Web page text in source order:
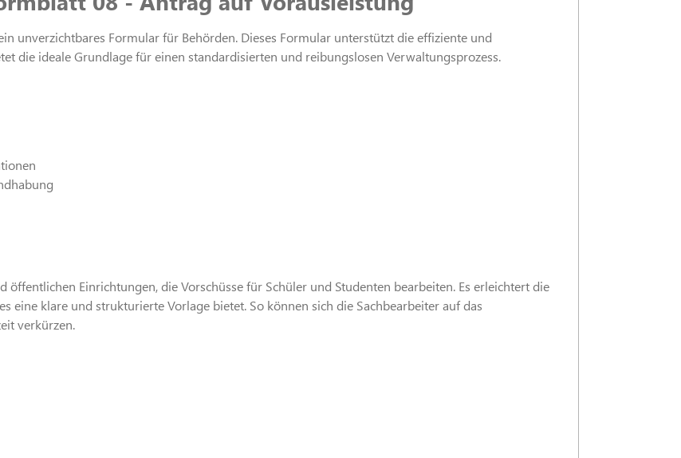
unverzichtbares Formular für Behörden. Dieses Formular unterstützt die effiziente und
die ideale Grundlage für einen standardisierten und reibungslosen Verwaltungsprozess.
öffentlichen Einrichtungen, die Vorschüsse für Schüler und Studenten bearbeiten. Es erleichtert die
eine klare und strukturierte Vorlage bietet. So können sich die Sachbearbeiter auf das
verkürzen.